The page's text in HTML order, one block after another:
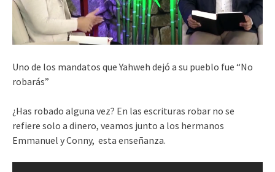
Uno de los mandatos que Yahweh dejó a su pueblo fue “No
robarás”
¿Has robado alguna vez? En las escrituras robar no se
refiere solo a dinero, veamos junto a los hermanos
Emmanuel y Conny, esta enseñanza.